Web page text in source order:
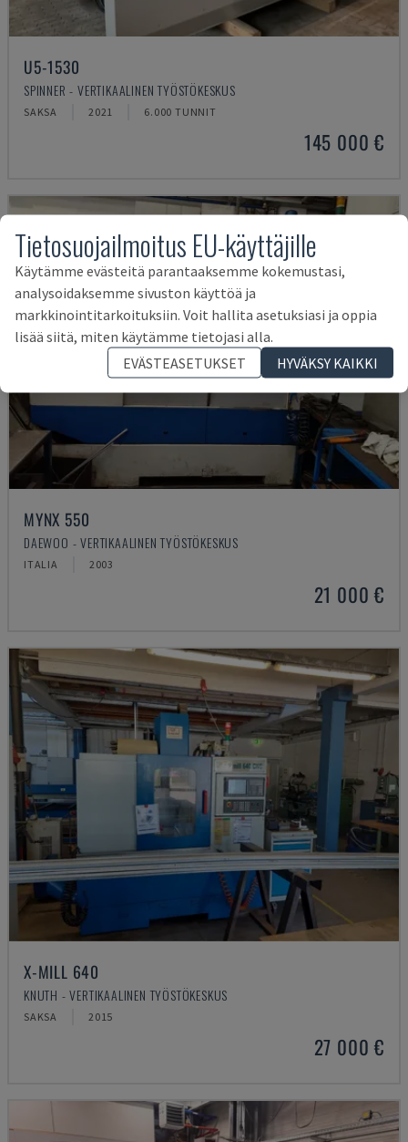
U5-1530
SPINNER - VERTIKAALINEN TYÖSTÖKESKUS
SAKSA 2021 6.000 TUNNIT
145 000 €
MYNX 550
DAEWOO - VERTIKAALINEN TYÖSTÖKESKUS
ITALIA 2003
21 000 €
X-MILL 640
KNUTH - VERTIKAALINEN TYÖSTÖKESKUS
SAKSA 2015
27 000 €
Tietosuojailmoitus EU-käyttäjille
Käytämme evästeitä parantaaksemme kokemustasi,
analysoidaksemme sivuston käyttöä ja
markkinointitarkoituksiin. Voit hallita asetuksiasi ja oppia
lisää siitä, miten käytämme tietojasi alla.
EVÄSTEASETUKSET
HYVÄKSY KAIKKI